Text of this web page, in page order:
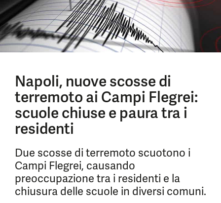
Napoli, nuove scosse di
terremoto ai Campi Flegrei:
scuole chiuse e paura tra i
residenti
Due scosse di terremoto scuotono i
Campi Flegrei, causando
preoccupazione tra i residenti e la
chiusura delle scuole in diversi comuni.